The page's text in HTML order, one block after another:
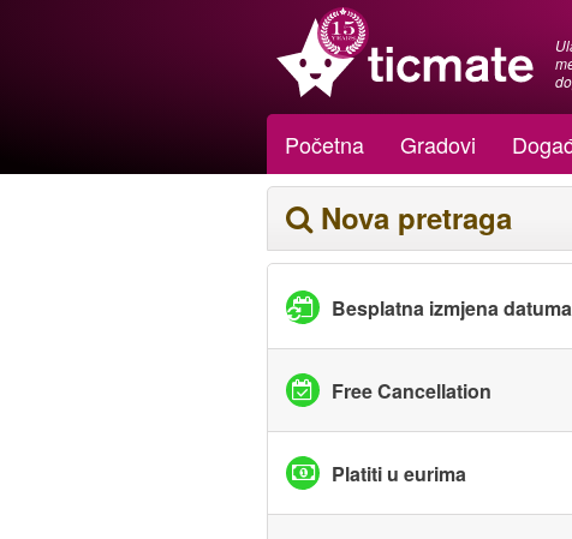
Početna Gradovi
Nova pretraga
Besplatna izmjena datuma
Free Cancellation
Platiti u eurima